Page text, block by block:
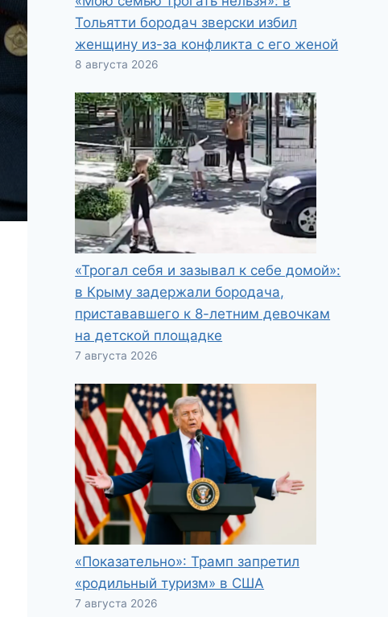
Тольятти бородач зверски избил
женщину из-за конфликта с его женой
8 августа 2026
«Трогал себя и зазывал к себе домой»:
в Крыму задержали бородача,
пристававшего к 8-летним девочкам
на детской площадке
7 августа 2026
«Показательно»: Трамп запретил
«родильный туризм» в США
7 августа 2026